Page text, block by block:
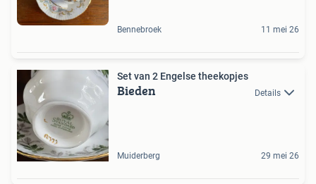
Bennebroek 11 mei 26
Set van 2 Engelse theekopjes
Bieden Details
Muiderberg 29 mei 26